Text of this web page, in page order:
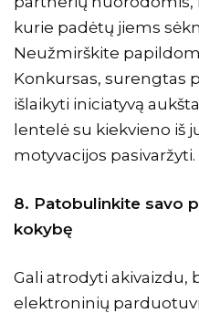
kurie padėtų jiems
Neužmirškite
Konkursas, surengtas
išlaikyti iniciatyvą
lentelė su kiekvieno iš
motyvacijos pasivaržyti.
8. Patobulinkite savo
kokybę
Gali atrodyti akivaizdu,
elektroninių